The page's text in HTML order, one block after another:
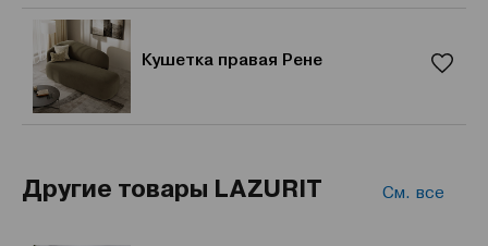
Кушетка правая Рене
Другие товары LAZURIT См. все